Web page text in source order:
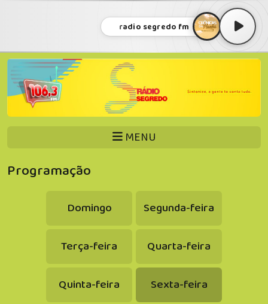
radio segredo fm
MENU
Programação
Domingo Segunda-feira
Terça-feira Quarta-feira
Quinta-feira Sexta-feira